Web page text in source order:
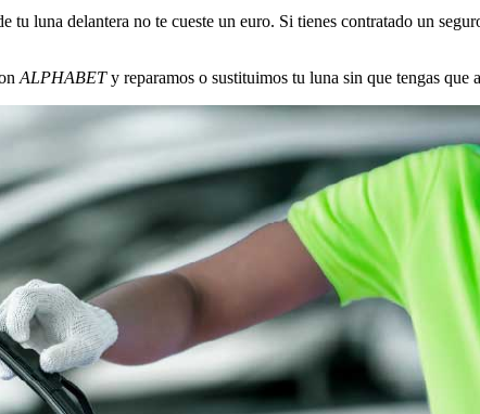
tu luna delantera no te cueste un euro. Si tienes contratado un
ALPHABETy reparamos o sustituimos tu luna sin que tengas que